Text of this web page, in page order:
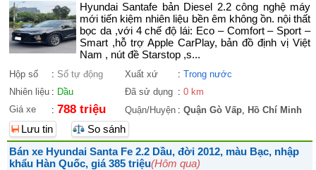
Hyundai Santafe bản Diesel 2.2 công nghệ máy
mới tiến kiệm nhiên liệu bền êm không ồn. nội thất
bọc da ,với 4 chế độ lái: Eco – Comfort – Sport –
Smart ,hỗ trợ Apple CarPlay, bản đồ định vị Việt
Nam , nút đề Starstop ,s...
Hộp số : Số tự động Xuất xứ : Trong nước
Nhiên liệu : Dầu Đã sử dụng : 0 km
Giá xe
: 788 triệu Quận/Huyện : Quận Gò Vấp, Hồ Chí Minh
Lưu tin
So sánh
Bán xe Hyundai Santa Fe 2.2 Dầu, đời 2012, màu Bạc, nhập
khẩu Hàn Quốc, giá 385 triệu(Hôm qua)